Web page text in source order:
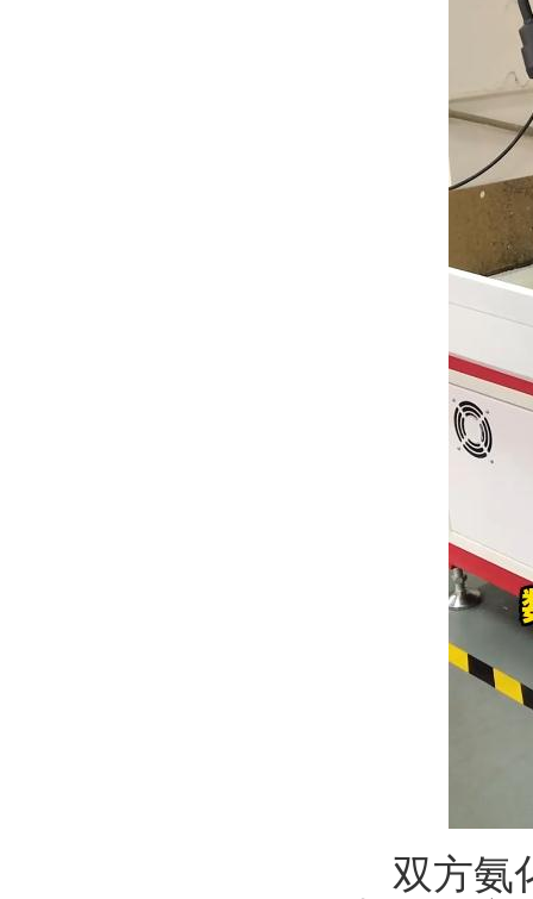
双方氨化